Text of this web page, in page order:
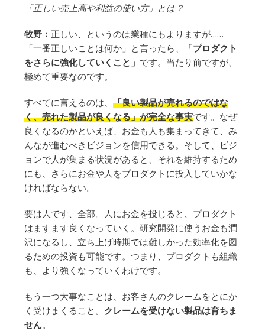
「正しい売上高や利益の使い方」とは？
牧野： 正しい、というのは業種にもよりますが……
「一番正しいことは何か」と言ったら、「プロダクト
をさらに強化していくこと」 です。当たり前ですが、
極めて重要なのです。
すべてに言えるのは、 「良い製品が売れるのではな
く、売れた製品が良くなる」が完全な事実です。なぜ
良くなるのかといえば、お金も人も集まってきて、み
んなが進むべきビジョンを信用できる。そして、ビジ
ョンで人が集まる状況があると、それを維持するため
にも、さらにお金や人をプロダクトに投入していかな
ければならない。
要は人です、全部。人にお金を投じると、プロダクト
はますます良くなっていく。研究開発に使うお金も潤
沢になるし、立ち上げ時期では難しかった効率化を図
るための投資も可能です。つまり、プロダクトも組織
も、より強くなっていくわけです。
もう一つ大事なことは、お客さんのクレームをとにか
く受けまくること。 クレームを受けない製品は育ちま
せん。